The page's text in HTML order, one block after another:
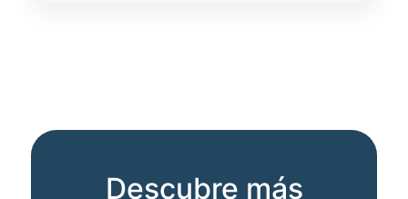
Descubre más